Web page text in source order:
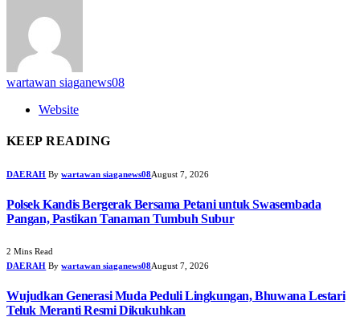
wartawan siaganews08
Website
KEEP READING
DAERAH By wartawan siaganews08August 7, 2026
Polsek Kandis Bergerak Bersama Petani untuk Swasembada
Pangan, Pastikan Tanaman Tumbuh Subur
2 Mins Read
DAERAH By wartawan siaganews08August 7, 2026
Wujudkan Generasi Muda Peduli Lingkungan, Bhuwana Lestari
Teluk Meranti Resmi Dikukuhkan